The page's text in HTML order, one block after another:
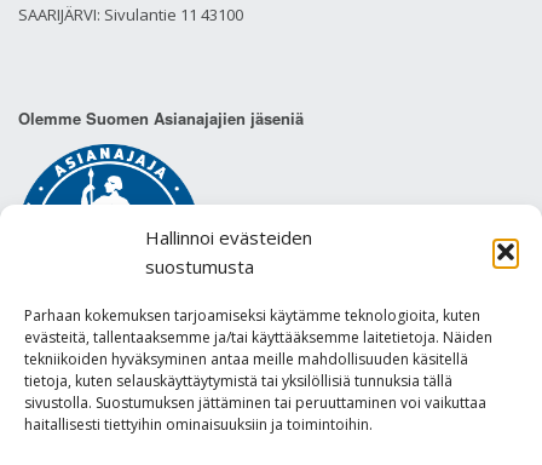
Hallinnoi evästeiden
suostumusta
Parhaan kokemuksen tarjoamiseksi käytämme teknologioita, kuten
evästeitä, tallentaaksemme ja/tai käyttääksemme laitetietoja. Näiden
tekniikoiden hyväksyminen antaa meille mahdollisuuden käsitellä
tietoja, kuten selauskäyttäytymistä tai yksilöllisiä tunnuksia tällä
sivustolla. Suostumuksen jättäminen tai peruuttaminen voi vaikuttaa
haitallisesti tiettyihin ominaisuuksiin ja toimintoihin.
SAARIJÄRVI: Sivulantie 11 43100
Olemme Suomen Asianajajien jäseniä
Tietosuojaseloste